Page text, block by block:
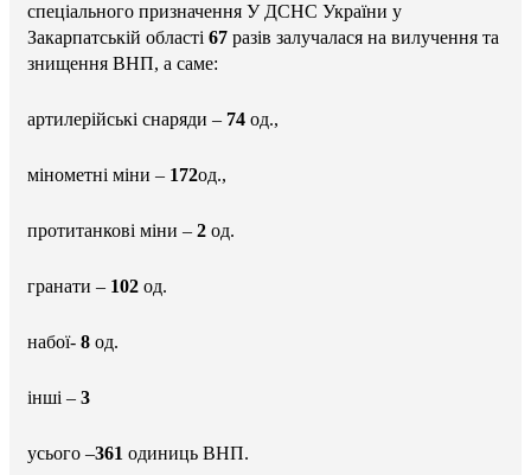
спеціального призначення У ДСНС України у
Закарпатській області 67 разів залучалася на вилучення та
знищення ВНП, а саме:
артилерійські снаряди – 74 од.,
мінометні міни – 172од.,
протитанкові міни – 2 од.
гранати – 102 од.
набої- 8 од.
інші – 3
усього –361 одиниць ВНП.